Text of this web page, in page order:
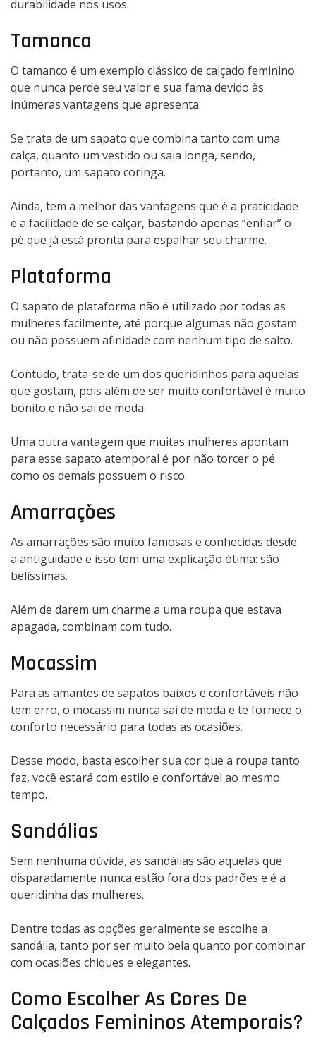
durabilidade nos usos.
Tamanco
O tamanco é um exemplo clássico de calçado feminino
que nunca perde seu valor e sua fama devido às
inúmeras vantagens que apresenta.
Se trata de um sapato que combina tanto com uma
calça, quanto um vestido ou saia longa, sendo,
portanto, um sapato coringa.
Ainda, tem a melhor das vantagens que é a praticidade
e a facilidade de se calçar, bastando apenas “enfiar” o
pé que já está pronta para espalhar seu charme.
Plataforma
O sapato de plataforma não é utilizado por todas as
mulheres facilmente, até porque algumas não gostam
ou não possuem afinidade com nenhum tipo de salto.
Contudo, trata-se de um dos queridinhos para aquelas
que gostam, pois além de ser muito confortável é muito
bonito e não sai de moda.
Uma outra vantagem que muitas mulheres apontam
para esse sapato atemporal é por não torcer o pé
como os demais possuem o risco.
Amarrações
As amarrações são muito famosas e conhecidas desde
a antiguidade e isso tem uma explicação ótima: são
belíssimas.
Além de darem um charme a uma roupa que estava
apagada, combinam com tudo.
Mocassim
Para as amantes de sapatos baixos e confortáveis não
tem erro, o mocassim nunca sai de moda e te fornece o
conforto necessário para todas as ocasiões.
Desse modo, basta escolher sua cor que a roupa tanto
faz, você estará com estilo e confortável ao mesmo
tempo.
Sandálias
Sem nenhuma dúvida, as sandálias são aquelas que
disparadamente nunca estão fora dos padrões e é a
queridinha das mulheres.
Dentre todas as opções geralmente se escolhe a
sandália, tanto por ser muito bela quanto por combinar
com ocasiões chiques e elegantes.
Como Escolher As Cores De
Calçados Femininos Atemporais?